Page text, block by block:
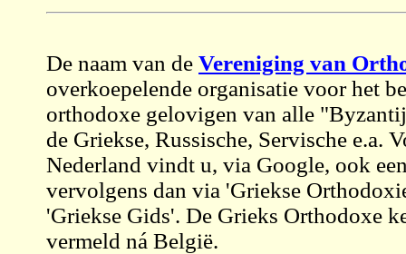
De naam van de Vereniging van
overkoepelende organisatie voor het
orthodoxe gelovigen van alle
de Griekse, Russische, Servische e.a.
Nederland vindt u, via Google, ook
vervolgens dan via 'Griekse
'Griekse Gids'. De Grieks Orthodoxe
vermeld ná België.